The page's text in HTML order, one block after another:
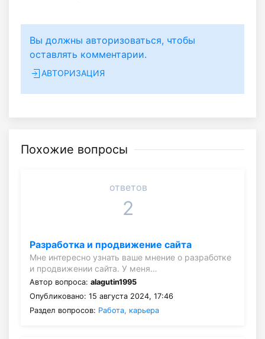
Вы должны авторизоваться, чтобы
оставлять комментарии.
АВТОРИЗАЦИЯ
Похожие вопросы
ответов
2
Разработка и продвижение сайта
Мне интересно узнать ваше мнение о разработке
и продвижении сайта. У меня…
Автор вопроса: alagutin1995
Опубликовано: 15 августа 2024, 17:46
Раздел вопросов: Работа, карьера